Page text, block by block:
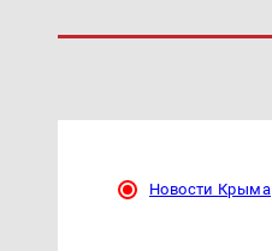
Новости Крыма